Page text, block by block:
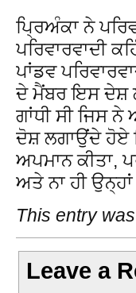
ਪ੍ਰਿਅੰਕਾ ਨੇ
ਪਰਿਵਾਰਵਾਦੀ
ਪਾਂਡਵ
ਦੇ ਮੈਂਬਰ ਇਸ ਦੇਸ਼
ਗਾਂਧੀ ਸੀ ਜਿਸ
ਦੋਸ਼ ਲਗਾਉਂਦੇ ਹੋਏ
ਅਪਮਾਨ ਕੀਤਾ,
ਅਤੇ ਨਾ ਹੀ
This entry
Leave a